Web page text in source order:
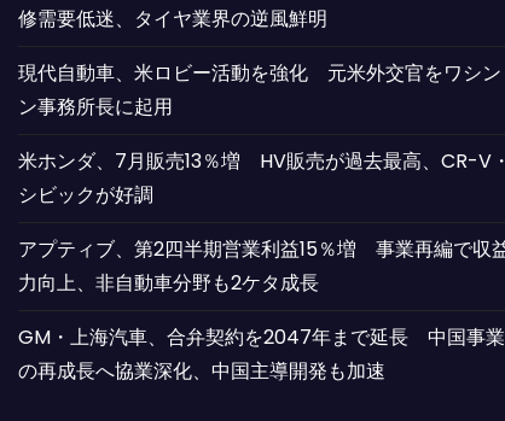
修需要低迷、タイヤ業界の逆風鮮明
現代自動車、米ロビー活動を強化 元米外交官をワシン
ン事務所長に起用
米ホンダ、7月販売13％増 HV販売が過去最高、CR-V・
シビックが好調
アプティブ、第2四半期営業利益15％増 事業再編で収
力向上、非自動車分野も2ケタ成長
GM・上海汽車、合弁契約を2047年まで延長 中国事業
の再成長へ協業深化、中国主導開発も加速